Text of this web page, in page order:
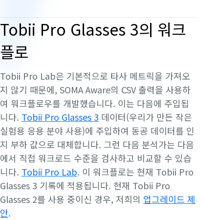
Tobii Pro Glasses 3의 워크
플로
Tobii Pro Lab은 기본적으로 타사 메트릭을 가져오
지 않기 때문에, SOMA Aware의 CSV 출력을 사용하
여 워크플로우를 개발했습니다. 이는 다음에 주입됩
니다. Tobii Pro Glasses 3 데이터(우리가 만든 작은
실험용 응용 분야 사용)에 주입하여 동공 데이터를 인
지 부하 값으로 대체합니다. 그런 다음 분석가는 다음
에서 직접 워크로드 수준을 검사하고 비교할 수 있습
니다. Tobii Pro Lab. 이 워크플로는 현재 Tobii Pro
Glasses 3 기록에 적용됩니다. 현재 Tobii Pro
Glasses 2를 사용 중이신 경우, 저희의 업그레이드 제
안.